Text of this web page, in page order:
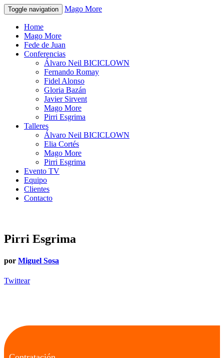
Toggle navigation Mago More
Home
Mago More
Fede de Juan
Conferencias
Álvaro Neil BICICLOWN
Fernando Romay
Fidel Alonso
Gloria Bazán
Javier Sirvent
Mago More
Pirri Esgrima
Talleres
Álvaro Neil BICICLOWN
Elia Cortés
Mago More
Pirri Esgrima
Evento TV
Equipo
Clientes
Contacto
Pirri Esgrima
por Miguel Sosa
Twittear